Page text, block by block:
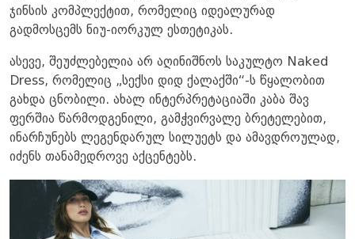
ჯინსის კომპლექტით, რომელიც იდეალურად
გადმოსცემს ნიუ-იორკულ ესთეტიკას.
ასევე, შეუძლებელია არ აღინიშნოს საკულტო Naked
Dress, რომელიც „სექსი დიდ ქალაქში“-ს წყალობით
გახდა ცნობილი. ახალ ინტერპრეტაციაში კაბა შავ
ფერშია წარმოდგენილი, გამჭვირვალე ბრეტელებით,
ინარჩუნებს ლეგენდარულ სილუეტს და ამავდროულად,
იძენს თანამედროვე აქცენტებს.